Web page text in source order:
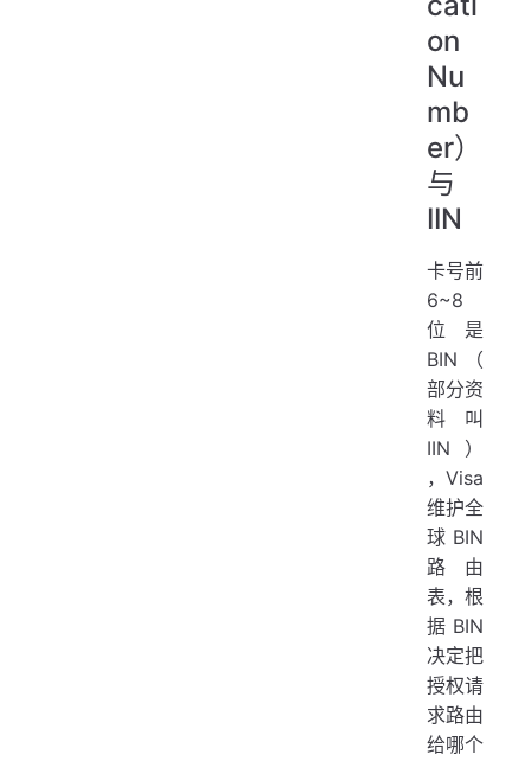
on
Nu
mb
er）
与
IIN
卡号前
6~8
位是
BIN（
部分资
料叫
IIN）
，Visa
维护全
球 BIN
路由
表，根
据 BIN
决定把
授权请
求路由
给哪个